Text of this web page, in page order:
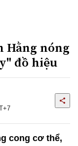
Hằng nóng
đồ hiệu
cong cơ thể,